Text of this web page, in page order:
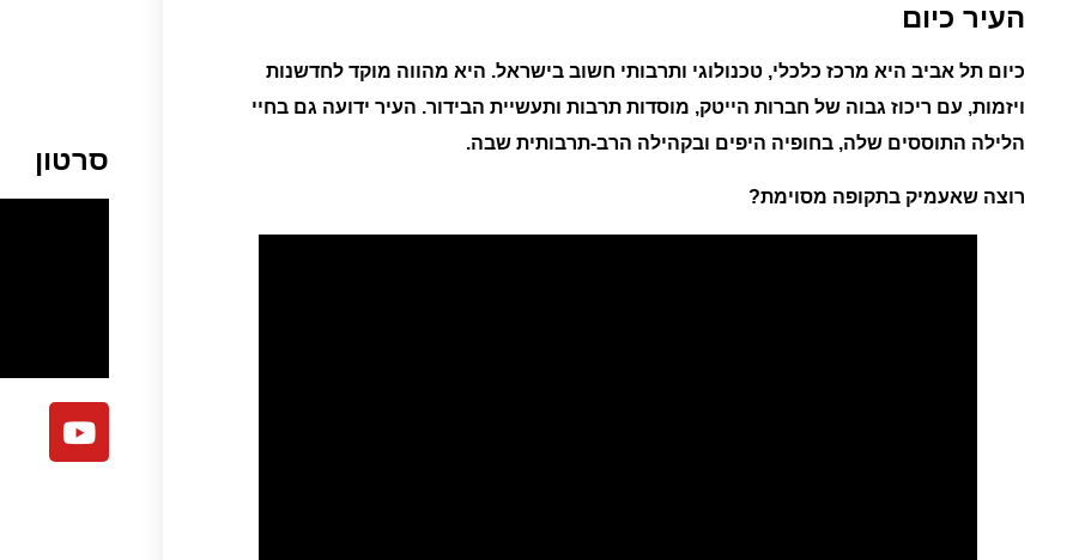
העיר כיום
כיום תל אביב היא מרכז כלכלי, טכנולוגי ותרבותי חשוב בישראל. היא מהווה מוקד לחדשנות
ויזמות, עם ריכוז גבוה של חברות הייטק, מוסדות תרבות ותעשיית הבידור. העיר ידועה גם בחיי
הלילה התוססים שלה, בחופיה היפים ובקהילה הרב-תרבותית שבה.
רוצה שאעמיק בתקופה מסוימת?
סרטון